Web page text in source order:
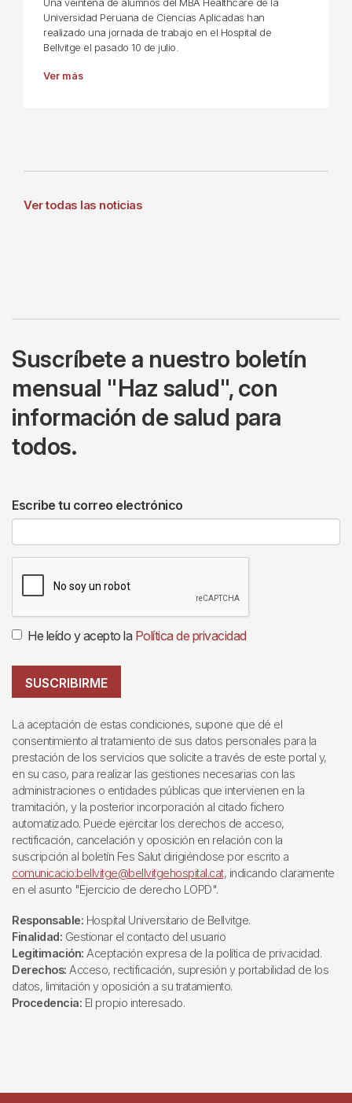
Una veintena de alumnos del MBA Healthcare de la
Universidad Peruana de Ciencias Aplicadas han
realizado una jornada de trabajo en el Hospital de
Bellvitge el pasado 10 de julio.
Ver más
Ver todas las noticias
Suscríbete a nuestro boletín
mensual "Haz salud", con
información de salud para
todos.
Escribe tu correo electrónico
He leído y acepto la Política de privacidad
SUSCRIBIRME
La aceptación de estas condiciones, supone que dé el
consentimiento al tratamiento de sus datos personales para la
prestación de los servicios que solicite a través de este portal y,
en su caso, para realizar las gestiones necesarias con las
administraciones o entidades públicas que intervienen en la
tramitación, y la posterior incorporación al citado fichero
automatizado. Puede ejercitar los derechos de acceso,
rectificación, cancelación y oposición en relación con la
suscripción al boletín Fes Salut dirigiéndose por escrito a
comunicacio.bellvitge@bellvitgehospital.cat, indicando claramente
en el asunto "Ejercicio de derecho LOPD".
Responsable: Hospital Universitario de Bellvitge.
Finalidad: Gestionar el contacto del usuario
Legitimación: Aceptación expresa de la política de privacidad.
Derechos: Acceso, rectificación, supresión y portabilidad de los
datos, limitación y oposición a su tratamiento.
Procedencia: El propio interesado.